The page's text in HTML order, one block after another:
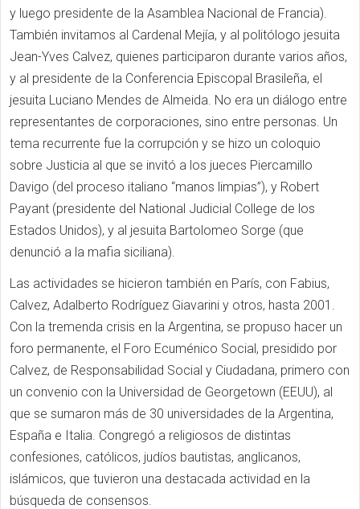
y luego presidente de la Asamblea Nacional de Francia).
También invitamos al Cardenal Mejía, y al politólogo jesuita
Jean-Yves Calvez, quienes participaron durante varios años,
y al presidente de la Conferencia Episcopal Brasileña, el
jesuita Luciano Mendes de Almeida. No era un diálogo entre
representantes de corporaciones, sino entre personas. Un
tema recurrente fue la corrupción y se hizo un coloquio
sobre Justicia al que se invitó a los jueces Piercamillo
Davigo (del proceso italiano “manos limpias”), y Robert
Payant (presidente del National Judicial College de los
Estados Unidos), y al jesuita Bartolomeo Sorge (que
denunció a la mafia siciliana).
Las actividades se hicieron también en París, con Fabius,
Calvez, Adalberto Rodríguez Giavarini y otros, hasta 2001.
Con la tremenda crisis en la Argentina, se propuso hacer un
foro permanente, el Foro Ecuménico Social, presidido por
Calvez, de Responsabilidad Social y Ciudadana, primero con
un convenio con la Universidad de Georgetown (EEUU), al
que se sumaron más de 30 universidades de la Argentina,
España e Italia. Congregó a religiosos de distintas
confesiones, católicos, judíos bautistas, anglicanos,
islámicos, que tuvieron una destacada actividad en la
búsqueda de consensos.